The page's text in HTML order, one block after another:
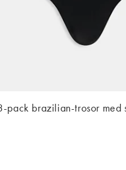
pack brazilian-trosor med